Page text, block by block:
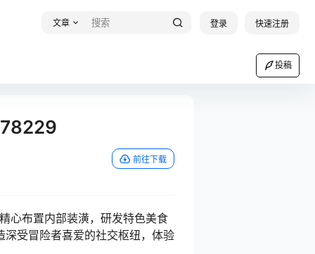
文章 登录 快速注册
投稿
前往下载
心布置内部装潢，研发特色美食
受冒险者喜爱的社交枢纽，体验